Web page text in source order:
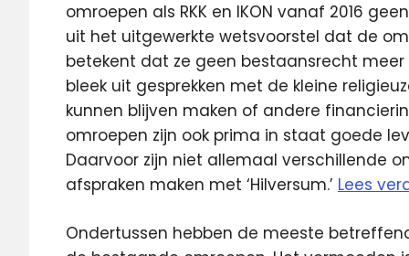
omroepen als RKK en IKON vanaf 2016
uit het uitgewerkte wetsvoorstel dat de
betekent dat ze geen bestaansrecht
bleek uit gesprekken met de kleine
kunnen blijven maken of andere
omroepen zijn ook prima in staat goede
Daarvoor zijn niet allemaal verschillende
afspraken maken met ‘Hilversum.’ Lees
Ondertussen hebben de meeste